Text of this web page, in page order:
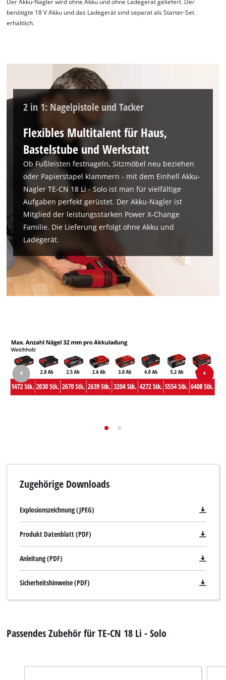
Wir benötigen deine Zustimmung, um
Google Maps laden zu können!
This content is not permitted to load due
to trackers that are not disclosed to the
visitor. The website owner needs to setup
the site with their CMP to add this content
to the list of technologies used.
Powered by Usercentrics Consent
Der Akku-Nagler wird ohne Akku und ohne Ladegerät geliefert. Der
benötigte 18 V Akku und das Ladegerät sind separat als Starter-Set
erhältlich.
2 in 1: Nagelpistole und Tacker
Flexibles Multitalent für Haus,
Bastelstube und Werkstatt
Ob Fußleisten festnageln, Sitzmöbel neu beziehen
oder Papierstapel klammern - mit dem Einhell Akku-
Nagler TE-CN 18 Li - Solo ist man für vielfältige
Aufgaben perfekt gerüstet. Der Akku-Nagler ist
Mitglied der leistungsstarken Power X-Change
Familie. Die Lieferung erfolgt ohne Akku und
Ladegerät.
Zugehörige Downloads
Explosionszeichnung (JPEG)
Produkt Datenblatt (PDF)
Anleitung (PDF)
Sicherheitshinweise (PDF)
Passendes Zubehör für TE-CN 18 Li - Solo